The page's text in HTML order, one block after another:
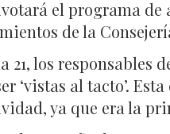
el programa
de la
los responsables
‘vistas al tacto’.
ya que era la